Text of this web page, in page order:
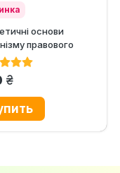
основи
правового
безпеки...
грн.